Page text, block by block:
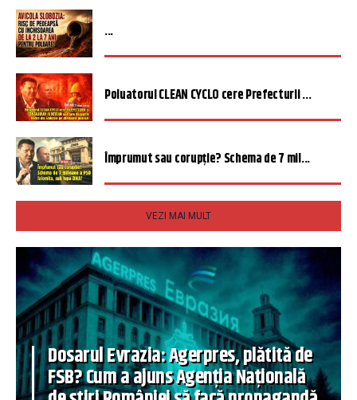
...
Poluatorul CLEAN CYCLO cere Prefecturii ...
Împrumut sau corupție? Schema de 7 mil...
VEZI MAI MULT
Dosarul Evrazia: Agerpres, plătită de
FSB? Cum a ajuns Agenția Națională